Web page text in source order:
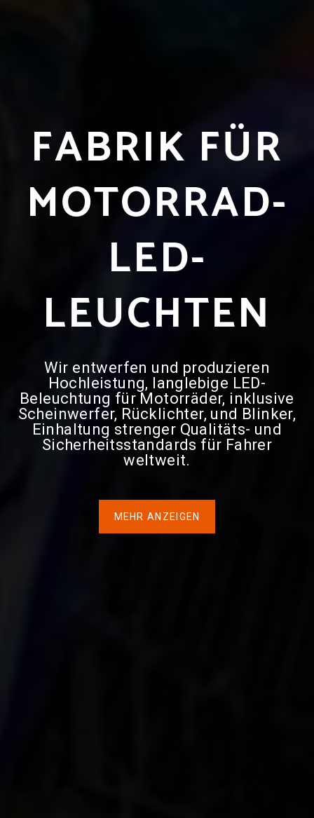
FABRIK FÜR
MOTORRAD-
LED-
LEUCHTEN
Wir entwerfen und produzieren
Hochleistung, langlebige LED-
Beleuchtung für Motorräder, inklusive
Scheinwerfer, Rücklichter, und Blinker,
Einhaltung strenger Qualitäts- und
Sicherheitsstandards für Fahrer
weltweit.
MEHR ANZEIGEN